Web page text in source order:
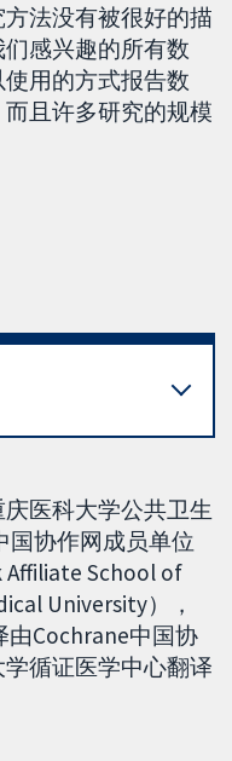
法没有被很好的描
感兴趣的所有数
用的方式报告数
且许多研究的规模
医科大学公共卫生
国协作网成员单位
Affiliate School of
University），
由Cochrane中国协
循证医学中心翻译